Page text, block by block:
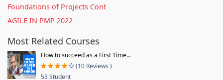
Foundations of Projects Cont
AGILE IN PMP 2022
Most Related Courses
How to succeed as a First Time...
(10 Reviews )
53 Student